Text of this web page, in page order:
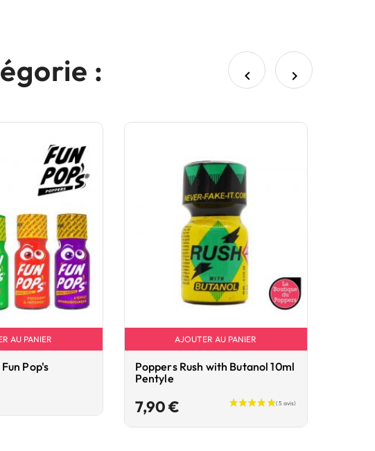
:  
AU PANIER
Pop's
AJOUTER AU PANIER
Poppers Rush with Butanol 10ml
Pentyle
7,90 €